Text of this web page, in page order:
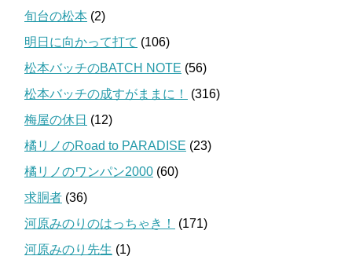
旬台の松本 (2)
明日に向かって打て (106)
松本バッチのBATCH NOTE (56)
松本バッチの成すがままに！
(316)
梅屋の休日 (12)
橘リノのRoad to PARADISE (23)
橘リノのワンパン2000 (60)
求胴者 (36)
河原みのりのはっちゃき！
(171)
河原みのり先生 (1)